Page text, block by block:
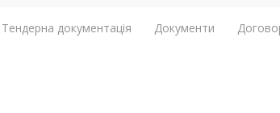
Тендерна документація Документи